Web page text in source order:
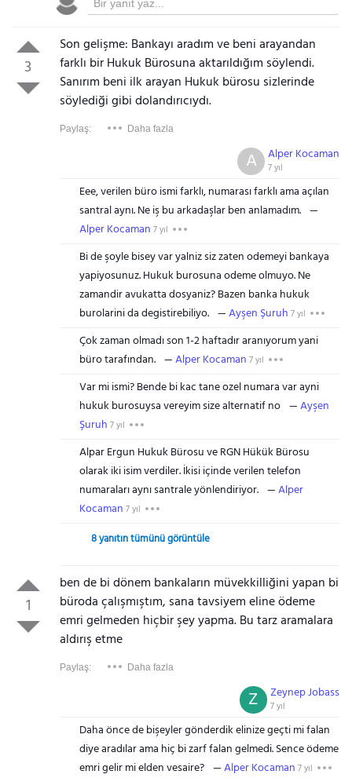
3
Son gelişme: Bankayı aradım ve beni arayandan
farklı bir Hukuk Bürosuna aktarıldığım söylendi.
Sanırım beni ilk arayan Hukuk bürosu sizlerinde
söylediği gibi dolandırıcıydı.
Paylaş: Daha fazla
Alper Kocaman
7 yıl
A
Eee, verilen büro ismi farklı, numarası farklı ama açılan
santral aynı. Ne iş bu arkadaşlar ben anlamadım.
Alper Kocaman 7 yıl
Bi de şoyle bisey var yalniz siz zaten odemeyi bankaya
yapiyosunuz. Hukuk burosuna odeme olmuyo. Ne
zamandir avukatta dosyaniz? Bazen banka hukuk
burolarini da degistirebiliyo.
Ayşen Şuruh 7 yıl
Çok zaman olmadı son 1-2 haftadır aranıyorum yani
büro tarafından.
Alper Kocaman 7 yıl
Var mi ismi? Bende bi kac tane ozel numara var ayni
hukuk burosuysa vereyim size alternatif no
Ayşen
Şuruh 7 yıl
Alpar Ergun Hukuk Bürosu ve RGN Hükük Bürosu
olarak iki isim verdiler. İkisi içinde verilen telefon
numaraları aynı santrale yönlendiriyor.
Alper
Kocaman 7 yıl
8 yanıtın tümünü görüntüle
1
ben de bi dönem bankaların müvekkilliğini yapan bi
büroda çalışmıştım, sana tavsiyem eline ödeme
emri gelmeden hiçbir şey yapma. Bu tarz aramalara
aldırış etme
Paylaş: Daha fazla
Zeynep Jobass
7 yıl
Z
Daha önce de bişeyler gönderdik elinize geçti mi falan
diye aradılar ama hiç bi zarf falan gelmedi. Sence ödeme
emri gelir mi elden vesaire?
Alper Kocaman 7 yıl